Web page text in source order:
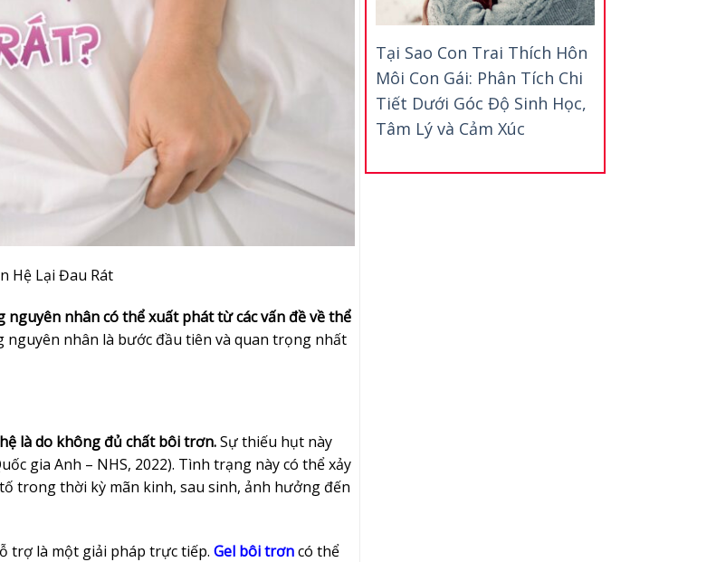
Hệ Lại Đau Rát
nhân có thể xuất phát từ các vấn đề về thể
nguyên nhân là bước đầu tiên và quan trọng nhất
là do không đủ chất bôi trơn.Sự thiếu hụt này
gia Anh – NHS, 2022). Tình trạng này có thể xảy
trong thời kỳ mãn kinh, sau sinh, ảnh hưởng đến
trợ là một giải pháp trực tiếp. Gel bôi trơncó thể
Tại Sao Con Trai Thích Hôn
Môi Con Gái: Phân Tích Chi
Tiết Dưới Góc Độ Sinh Học,
Tâm Lý và Cảm Xúc